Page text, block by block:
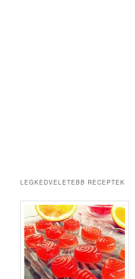
LEGKEDVELETEBB RECEPTEK